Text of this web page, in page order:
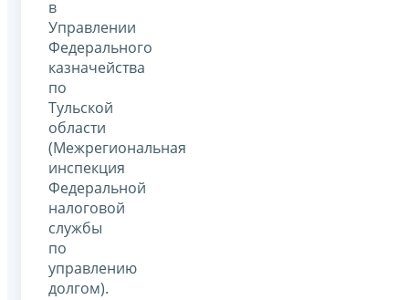
в
Управлении
Федерального
казначейства
по
Тульской
области
(Межрегиональная
инспекция
Федеральной
налоговой
службы
по
управлению
долгом).